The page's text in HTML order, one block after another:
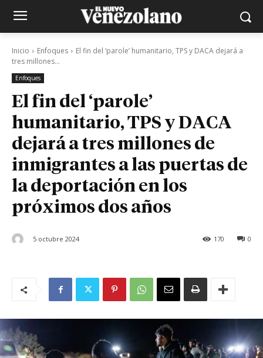
Inicio Enfoques
El fin del ‘parole’ humanitario, TPS y DACA dejará a
tres millones...
Enfoques
El fin del ‘parole’
humanitario, TPS y DACA
dejará a tres millones de
inmigrantes a las puertas de
la deportación en los
próximos dos años
5 octubre 2024 0
170